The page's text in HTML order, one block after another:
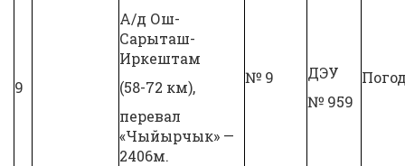
9
А/д Ош-
Сарыташ-
Иркештам
(58-72 км),
перевал
«Чыйырчык» —
2406м.
№ 9
ДЭУ
№ 959